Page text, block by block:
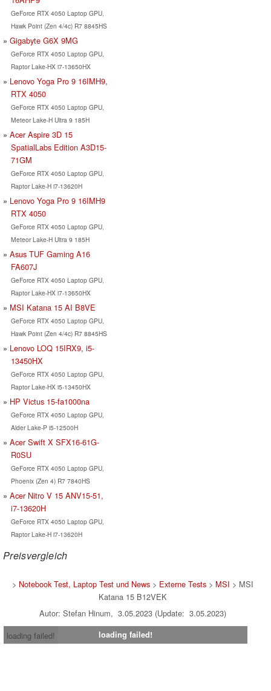
GeForce RTX 4050 Laptop GPU,
Hawk Point (Zen 4/4c) R7 8845HS
Gigabyte G6X 9MG
GeForce RTX 4050 Laptop GPU,
Raptor Lake-HX i7-13650HX
Lenovo Yoga Pro 9 16IMH9,
RTX 4050
GeForce RTX 4050 Laptop GPU,
Meteor Lake-H Ultra 9 185H
Acer Aspire 3D 15
SpatialLabs Edition A3D15-
71GM
GeForce RTX 4050 Laptop GPU,
Raptor Lake-H i7-13620H
Lenovo Yoga Pro 9 16IMH9
RTX 4050
GeForce RTX 4050 Laptop GPU,
Meteor Lake-H Ultra 9 185H
Asus TUF Gaming A16
FA607J
GeForce RTX 4050 Laptop GPU,
Raptor Lake-HX i7-13650HX
MSI Katana 15 AI B8VE
GeForce RTX 4050 Laptop GPU,
Hawk Point (Zen 4/4c) R7 8845HS
Lenovo LOQ 15IRX9, i5-
13450HX
GeForce RTX 4050 Laptop GPU,
Raptor Lake-HX i5-13450HX
HP Victus 15-fa1000na
GeForce RTX 4050 Laptop GPU,
Alder Lake-P i5-12500H
Acer Swift X SFX16-61G-
R0SU
GeForce RTX 4050 Laptop GPU,
Phoenix (Zen 4) R7 7840HS
Acer Nitro V 15 ANV15-51,
i7-13620H
GeForce RTX 4050 Laptop GPU,
Raptor Lake-H i7-13620H
Preisvergleich
> Notebook Test, Laptop Test und News> Externe Tests> MSI > MSI
Katana 15 B12VEK
Autor: Stefan Hinum, 3.05.2023 (Update: 3.05.2023)
loading failed!
loading failed!